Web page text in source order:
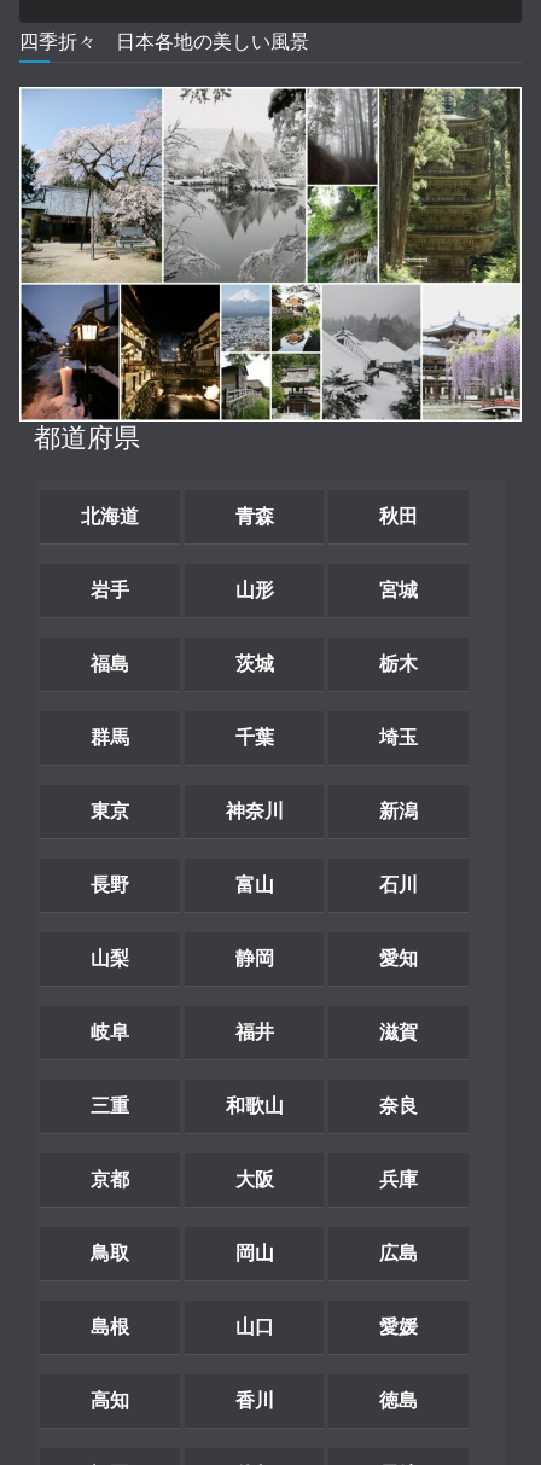
四季折々 日本各地の美しい風景
都道府県
北海道 青森 秋田
岩手 山形 宮城
福島 茨城 栃木
群馬 千葉 埼玉
東京 神奈川 新潟
長野 富山 石川
山梨 静岡 愛知
岐阜 福井 滋賀
三重 和歌山 奈良
京都 大阪 兵庫
鳥取 岡山 広島
島根 山口 愛媛
高知 香川 徳島